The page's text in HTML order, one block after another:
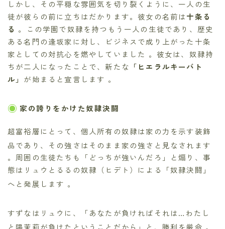
しかし、その平穏な雰囲気を切り裂くように、一人の生
徒が彼らの前に立ちはだかります。彼女の名前は十条る
る 。この学園で奴隷を持つもう一人の生徒であり、歴史
ある名門の逢坂家に対し、ビジネスで成り上がった十条
家としての対抗心を燃やしていました 。彼女は、奴隷持
ちが二人になったことで、新たな 「ヒエラルキーバト
ル」 が始まると宣言します 。
家の誇りをかけた奴隷決闘
超富裕層にとって、個人所有の奴隷は家の力を示す装飾
品であり、その強さはそのまま家の強さと見なされます
。周囲の生徒たちも「どっちが強いんだろ」と煽り、事
態はリュウとるるの奴隷（ヒデト）による「奴隷決闘」
へと発展します 。
すずなはリュウに、「あなたが負ければそれは…わたし
と陽茉莉が負けたということだから」と、勝利を厳命 。